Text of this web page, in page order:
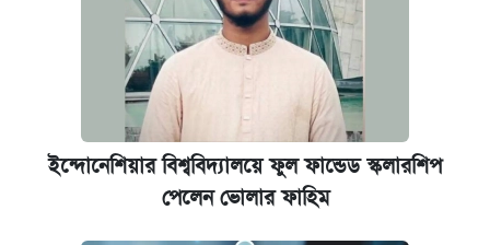
যুক্তরাষ্ট্র থেকে আরও ২৩ বাংলাদেশিকে দেশে
ফেরত পাঠানো হলো
ইন্দোনেশিয়ার বিশ্ববিদ্যালয়ে ফুল ফান্ডেড স্কলারশিপ
পেলেন ভোলার ফাহিম